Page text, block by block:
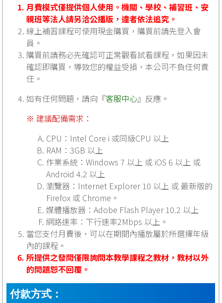
月費模式僅提供個人使用。機關、學校、補習班、安
親班等法人請另洽公播版，違者依法追究。
線上補習課程可使用現金購買，購買前請先登入會
員。
購買前請務必先確認可正常觀看試看課程，如果因未
確認即購買，導致您的權益受損，本公司不負任何責
任。
如有任何問題，請向『客服中心』反應。
※ 建議配備需求：
CPU：Intel Core i 或同級CPU 以上
RAM：3GB 以上
作業系統：Windows 7 以上 或 iOS 6 以上 或
Android 4.2 以上
瀏覽器：Internet Explorer 10 以上 或 最新版的
Firefox 或 Chrome。
媒體播放器：Adobe Flash Player 10.2 以上
網路速率：下行速率2Mbps 以上。
當您支付月費後，可以在期間內播放屬於所選擇年級
內的課程。
所提供之發問僅限詢問本教學課程之教材，教材以外
的問題恕不回覆。
付款方式：